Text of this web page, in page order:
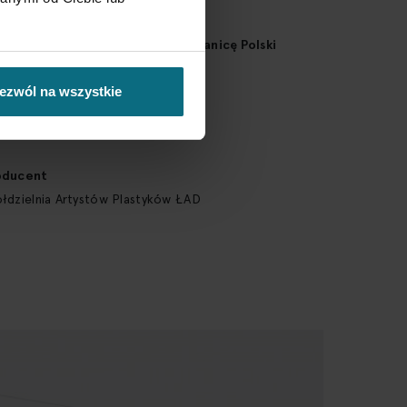
na wszystkie
zezwolenia na wywóz za granicę Polski
Artystów Plastyków ŁAD